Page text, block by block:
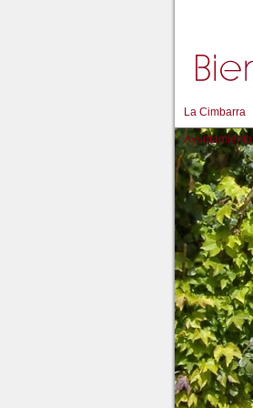
La Cimbarra
Ayuntamiento